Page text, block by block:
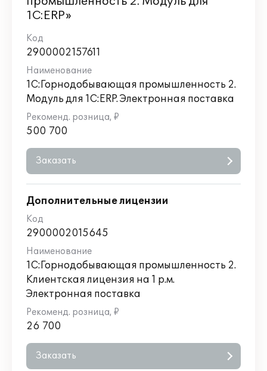
1С:ERP»
2900002157611
1С:Горнодобывающая промышленность 2.
Модуль для 1С:ERP. Электронная поставка
500 700
Заказать
Дополнительные лицензии
2900002015645
1С:Горнодобывающая промышленность 2.
Клиентская лицензия на 1 р.м.
Электронная поставка
26 700
Заказать